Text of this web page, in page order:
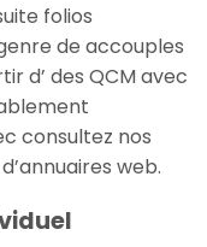
folios
de accouples
d’ des QCM avec
consultez nos
web.